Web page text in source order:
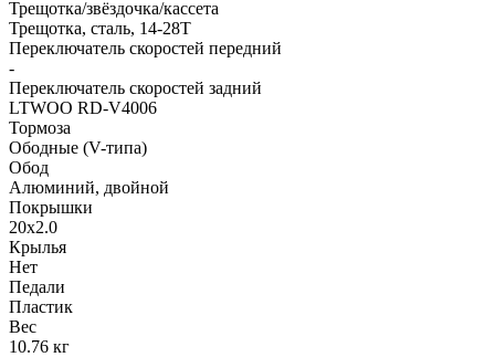
Трещотка/звёздочка/кассета
Трещотка, сталь, 14-28Т
Переключатель скоростей передний
-
Переключатель скоростей задний
LTWOO RD-V4006
Тормоза
Ободные (V-типа)
Обод
Алюминий, двойной
Покрышки
20x2.0
Крылья
Нет
Педали
Пластик
Вес
10.76 кг